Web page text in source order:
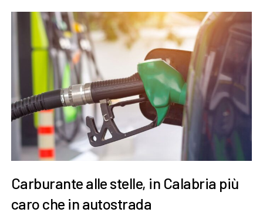
Carburante alle stelle, in Calabria più
caro che in autostrada